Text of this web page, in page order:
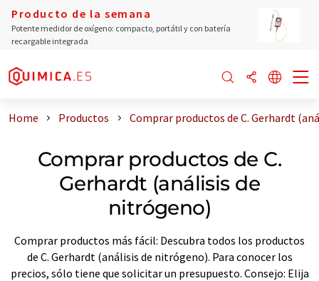
Producto de la semana
Potente medidor de oxígeno: compacto, portátil y con batería
recargable integrada
Home Productos Comprar productos de C. Gerhardt
Comprar productos de C.
Gerhardt (análisis de
nitrógeno)
Comprar productos más fácil: Descubra todos los productos
de C. Gerhardt (análisis de nitrógeno). Para conocer los
precios, sólo tiene que solicitar un presupuesto. Consejo: Elija